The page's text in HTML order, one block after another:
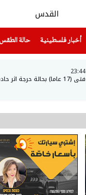
أخبار فلسطينية(current) حالة الطقس
23:44
فتى (17 عاما) بحالة حرجة اثر حادث طرق في عرعرة النقب